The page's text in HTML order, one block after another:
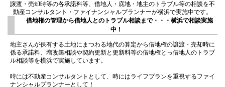
譲渡・売却時等の各承諾料等、借地人・底地・地主のトラブル等の相談を不
動産コンサルタント・ファイナンシャルプランナーが横浜で実施中です。
借地権の管理から借地人とのトラブル相談まで・・・横浜で相談実施
中！
地主さんが保有する土地にまつわる地代の算定から借地権の譲渡・売却時に
係る承諾料、増改築相談や契約更新と更新料等の借地権とっ借地人のトラブ
ル相談等を横浜で実施しています。
時には不動産コンサルタントとして、時にはライフプランを重視するファイ
ナンシャルプランナーとして！